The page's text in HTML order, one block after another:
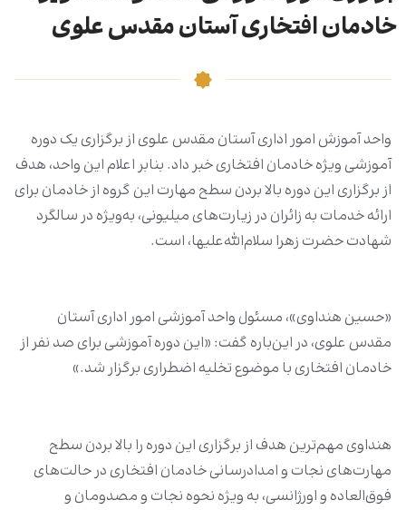
خادمان افتخاری آستان مقدس علوی
واحد آموزش امور اداری آستان مقدس علوی از برگزاری یک دوره
آموزشی ویژه خادمان افتخاری خبر داد. بنابر اعلام این واحد، هدف
از برگزاری این دوره بالا بردن سطح مهارت این گروه از خادمان برای
ارائه خدمات به زائران در زیارت‌های میلیونی، به‌ویژه در سالگرد
شهادت حضرت زهرا سلام‌الله‌علیها، است.
«حسین هنداوی»، مسئول واحد آموزشی امور اداری آستان
مقدس علوی، در این‌باره گفت: «این دوره آموزشی برای صد نفر از
خادمان افتخاری با موضوع تخلیه اضطراری برگزار شد.»
هنداوی مهم‌ترین هدف از برگزاری این دوره را بالا بردن سطح
مهارت‌های نجات و امدادرسانی خادمان افتخاری در حالت‌های
فوق‌العاده و اورژانسی، به ویژه نحوه نجات و مصدومان و